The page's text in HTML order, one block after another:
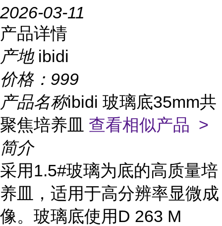
2026-03-11
产品详情
产地 ibidi
价格： 999
产品名称ibidi 玻璃底35mm共
聚焦培养皿 查看相似产品 >
简介
采用1.5#玻璃为底的高质量培
养皿，适用于高分辨率显微成
像。玻璃底使用D 263 M